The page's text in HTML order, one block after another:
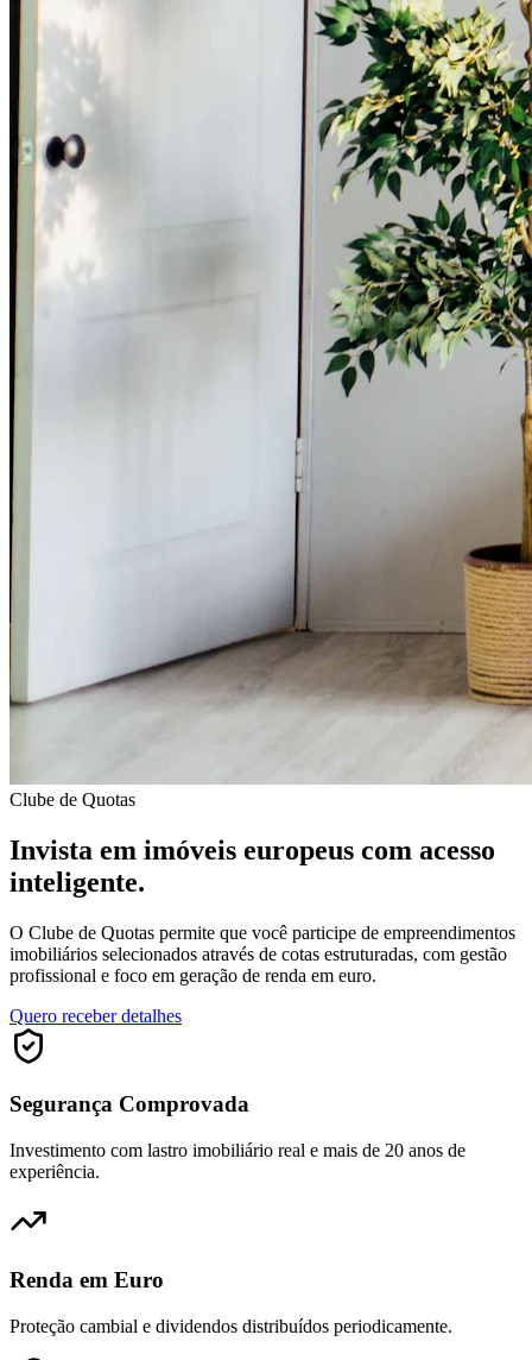
Clube de Quotas
Invista em imóveis europeus com acesso
inteligente.
O Clube de Quotas permite que você participe de empreendimentos
imobiliários selecionados através de cotas estruturadas, com gestão
profissional e foco em geração de renda em euro.
Quero receber detalhes
Segurança Comprovada
Investimento com lastro imobiliário real e mais de 20 anos de
experiência.
Renda em Euro
Proteção cambial e dividendos distribuídos periodicamente.